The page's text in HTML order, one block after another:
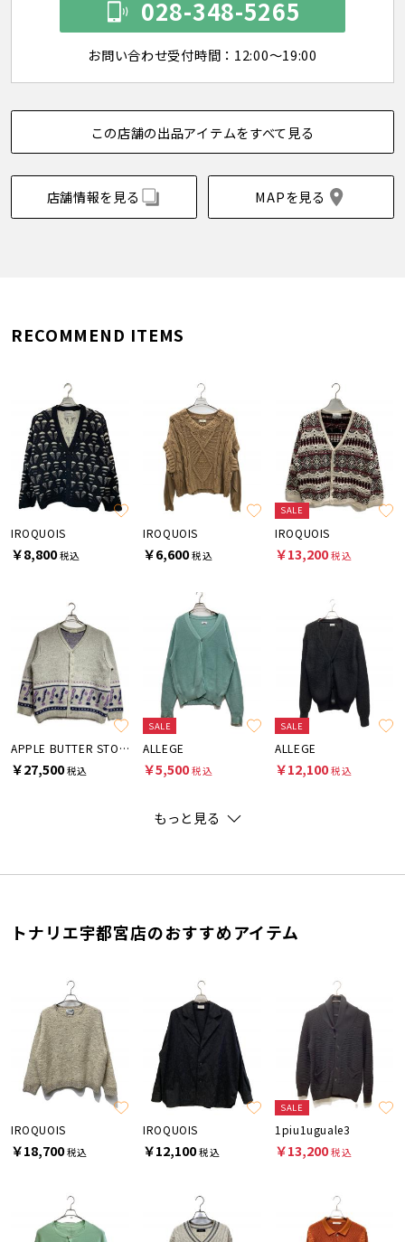
028-348-5265
お問い合わせ受付時間：12:00～19:00
この店舗の出品アイテムをすべて見る
店舗情報を見る MAPを見る
RECOMMEND ITEMS
IROQUOIS
￥8,800税込
IROQUOIS
￥6,600税込
SALE
IROQUOIS
￥13,200税込
APPLE BUTTER STORE
￥27,500税込
SALE
ALLEGE
￥5,500税込
SALE
ALLEGE
￥12,100税込
もっと見る
トナリエ宇都宮店のおすすめアイテム
IROQUOIS
￥18,700税込
IROQUOIS
￥12,100税込
SALE
1piu1uguale3
￥13,200税込